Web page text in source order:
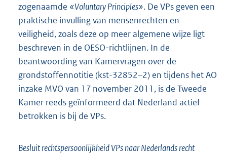
zogenaamde «Voluntary Principles». De VPs geven een
praktische invulling van mensenrechten en
veiligheid, zoals deze op meer algemene wijze ligt
beschreven in de OESO-richtlijnen. In de
beantwoording van Kamervragen over de
grondstoffennotitie (kst-32852–2) en tijdens het AO
inzake MVO van 17 november 2011, is de Tweede
Kamer reeds geïnformeerd dat Nederland actief
betrokken is bij de VPs.
Besluit rechtspersoonlijkheid VPs naar Nederlands recht